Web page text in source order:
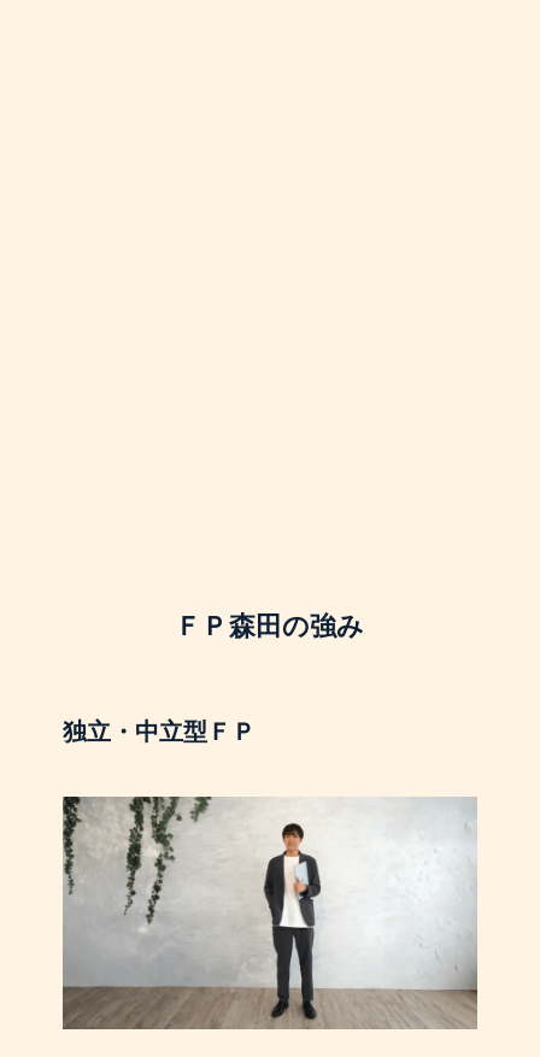
ＦＰ森田の強み
独立・中立型ＦＰ